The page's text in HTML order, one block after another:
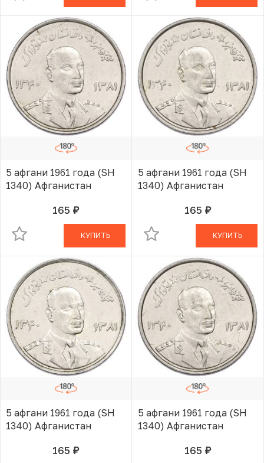
5 афгани 1961 года (SH
1340) Афганистан
165 руб.В КОРЗИНЕ
КУПИТЬ
5 афгани 1961 года (SH
1340) Афганистан
165 руб.В КОРЗИНЕ
КУПИТЬ
5 афгани 1961 года (SH
1340) Афганистан
165 руб.В КОРЗИНЕ
5 афгани 1961 года (SH
1340) Афганистан
165 руб.В КОРЗИНЕ